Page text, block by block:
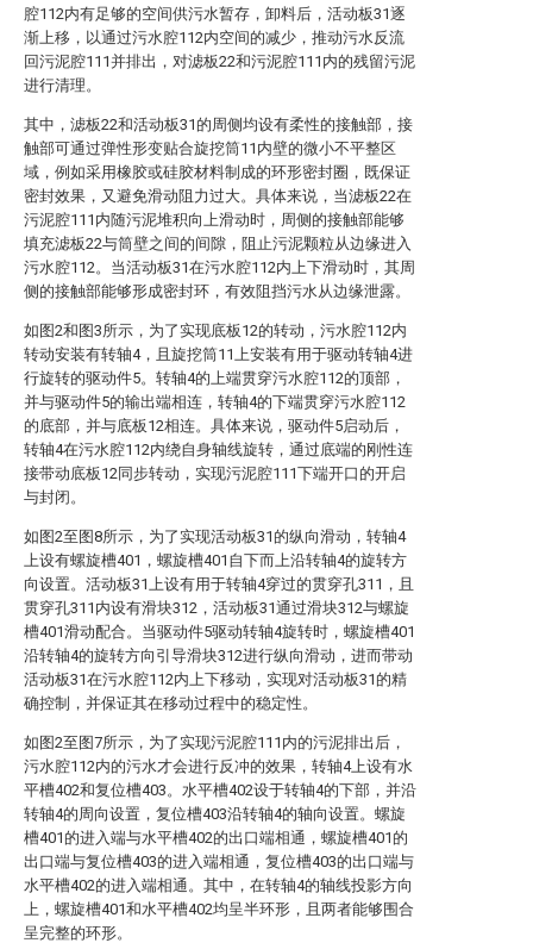
腔112内有足够的空间供污水暂存，卸料后，活动板31逐
渐上移，以通过污水腔112内空间的减少，推动污水反流
回污泥腔111并排出，对滤板22和污泥腔111内的残留污泥
进行清理。
其中，滤板22和活动板31的周侧均设有柔性的接触部，接
触部可通过弹性形变贴合旋挖筒11内壁的微小不平整区
域，例如采用橡胶或硅胶材料制成的环形密封圈，既保证
密封效果，又避免滑动阻力过大。具体来说，当滤板22在
污泥腔111内随污泥堆积向上滑动时，周侧的接触部能够
填充滤板22与筒壁之间的间隙，阻止污泥颗粒从边缘进入
污水腔112。当活动板31在污水腔112内上下滑动时，其周
侧的接触部能够形成密封环，有效阻挡污水从边缘泄露。
如图2和图3所示，为了实现底板12的转动，污水腔112内
转动安装有转轴4，且旋挖筒11上安装有用于驱动转轴4进
行旋转的驱动件5。转轴4的上端贯穿污水腔112的顶部，
并与驱动件5的输出端相连，转轴4的下端贯穿污水腔112
的底部，并与底板12相连。具体来说，驱动件5启动后，
转轴4在污水腔112内绕自身轴线旋转，通过底端的刚性连
接带动底板12同步转动，实现污泥腔111下端开口的开启
与封闭。
如图2至图8所示，为了实现活动板31的纵向滑动，转轴4
上设有螺旋槽401，螺旋槽401自下而上沿转轴4的旋转方
向设置。活动板31上设有用于转轴4穿过的贯穿孔311，且
贯穿孔311内设有滑块312，活动板31通过滑块312与螺旋
槽401滑动配合。当驱动件5驱动转轴4旋转时，螺旋槽401
沿转轴4的旋转方向引导滑块312进行纵向滑动，进而带动
活动板31在污水腔112内上下移动，实现对活动板31的精
确控制，并保证其在移动过程中的稳定性。
如图2至图7所示，为了实现污泥腔111内的污泥排出后，
污水腔112内的污水才会进行反冲的效果，转轴4上设有水
平槽402和复位槽403。水平槽402设于转轴4的下部，并沿
转轴4的周向设置，复位槽403沿转轴4的轴向设置。螺旋
槽401的进入端与水平槽402的出口端相通，螺旋槽401的
出口端与复位槽403的进入端相通，复位槽403的出口端与
水平槽402的进入端相通。其中，在转轴4的轴线投影方向
上，螺旋槽401和水平槽402均呈半环形，且两者能够围合
呈完整的环形。